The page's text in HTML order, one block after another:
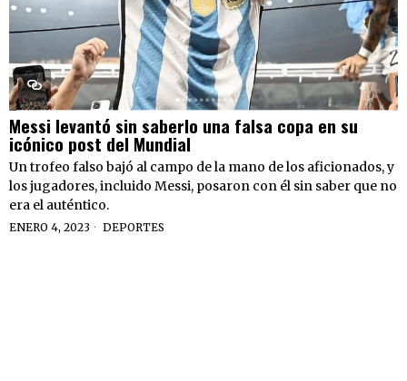
Messi levantó sin saberlo una falsa copa en su
icónico post del Mundial
Un trofeo falso bajó al campo de la mano de los aficionados, y
los jugadores, incluido Messi, posaron con él sin saber que no
era el auténtico.
ENERO 4, 2023 DEPORTES